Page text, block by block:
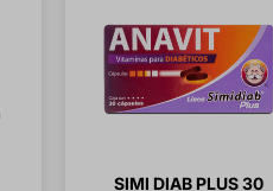
SIMI DIAB PLUS 30